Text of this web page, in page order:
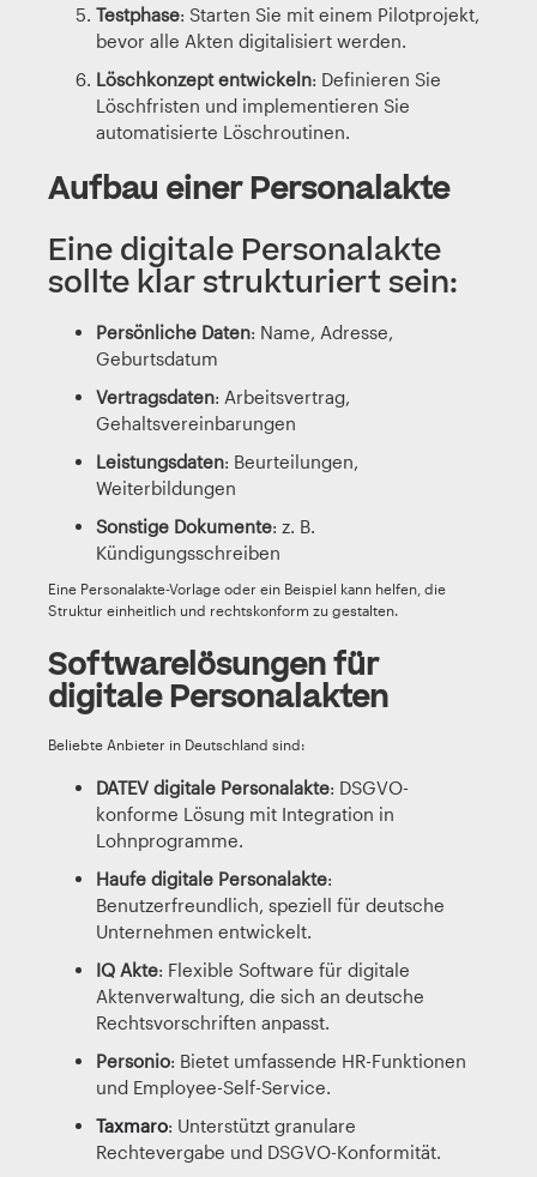
Testphase: Starten Sie mit einem Pilotprojekt,
bevor alle Akten digitalisiert werden.
Löschkonzept entwickeln: Definieren Sie
Löschfristen und implementieren Sie
automatisierte Löschroutinen.
Aufbau einer Personalakte
Eine digitale Personalakte
sollte klar strukturiert sein:
Persönliche Daten: Name, Adresse,
Geburtsdatum
Vertragsdaten: Arbeitsvertrag,
Gehaltsvereinbarungen
Leistungsdaten: Beurteilungen,
Weiterbildungen
Sonstige Dokumente: z. B.
Kündigungsschreiben
Eine Personalakte-Vorlage oder ein Beispiel kann helfen, die
Struktur einheitlich und rechtskonform zu gestalten.
Softwarelösungen für
digitale Personalakten
Beliebte Anbieter in Deutschland sind:
DATEV digitale Personalakte: DSGVO-
konforme Lösung mit Integration in
Lohnprogramme.
Haufe digitale Personalakte:
Benutzerfreundlich, speziell für deutsche
Unternehmen entwickelt.
IQ Akte: Flexible Software für digitale
Aktenverwaltung, die sich an deutsche
Rechtsvorschriften anpasst.
Personio: Bietet umfassende HR-Funktionen
und Employee-Self-Service.
Taxmaro: Unterstützt granulare
Rechtevergabe und DSGVO-Konformität.